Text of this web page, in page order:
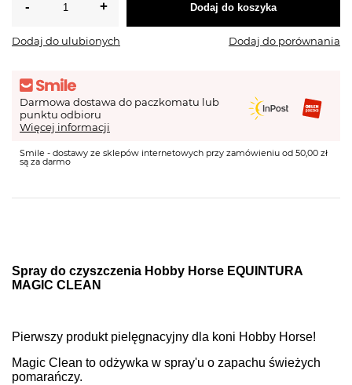
Dodaj do koszyka
Dodaj do ulubionych Dodaj do porównania
Darmowa dostawa do paczkomatu lub
punktu odbioru
Więcej informacji
Smile - dostawy ze sklepów internetowych przy zamówieniu od 50,00 zł
są za darmo
Spray do czyszczenia Hobby Horse EQUINTURA
MAGIC CLEAN
Pierwszy produkt pielęgnacyjny dla koni Hobby Horse!
Magic Clean to odżywka w spray'u o zapachu świeżych
pomarańczy.